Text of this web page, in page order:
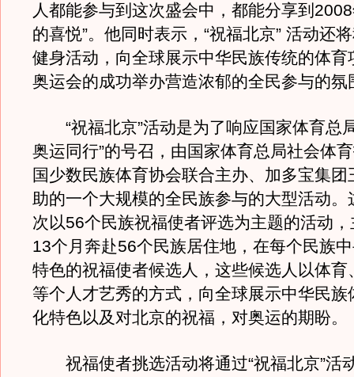
人都能参与到这次盛会中，都能分享到
的喜悦”。他同时表示，“祝福北京” 活动还
健身活动，向全球展示中华民族传统的体育
奥运会的成功举办营造浓郁的全民参与的氛
“祝福北京”活动是为了响应国家体育总
奥运同行”的号召，由国家体育总局社会体
国少数民族体育协会联合主办、加多宝集团
助的一个大规模的全民族参与的大型活动。
次以56个民族祝福使者评选为主题的活动
13个月奔赴56个民族居住地，在每个民族
特色的祝福使者候选人，这些候选人以体育
等个人才艺秀的方式，向全球展示中华民族
化特色以及对北京的祝福，对奥运的期盼。
祝福使者挑选活动将通过“祝福北京”活